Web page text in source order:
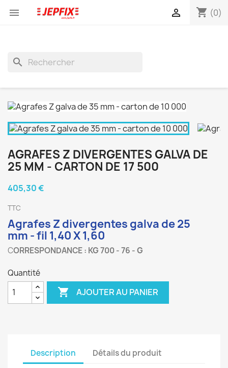
 shopping_cart (0)

search
AGRAFES Z DIVERGENTES GALVA DE
25 MM - CARTON DE 17 500
405,30 €
TTC
Agrafes Z divergentes galva de 25
mm - fil 1,40 X 1,60
CORRESPONDANCE : KG 700 - 76 - G
Quantité
 AJOUTER AU PANIER
Description Détails du produit